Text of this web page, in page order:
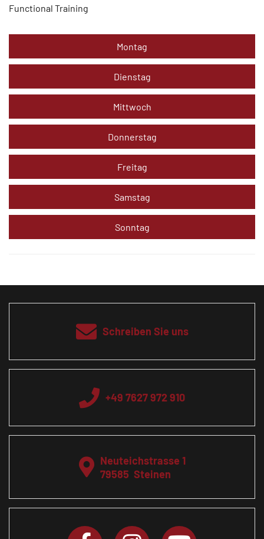
Functional Training
Montag
Dienstag
Mittwoch
Donnerstag
Freitag
Samstag
Sonntag
Schreiben Sie uns
+49 7627 972 910
Neuteichstrasse 1
79585 Steinen